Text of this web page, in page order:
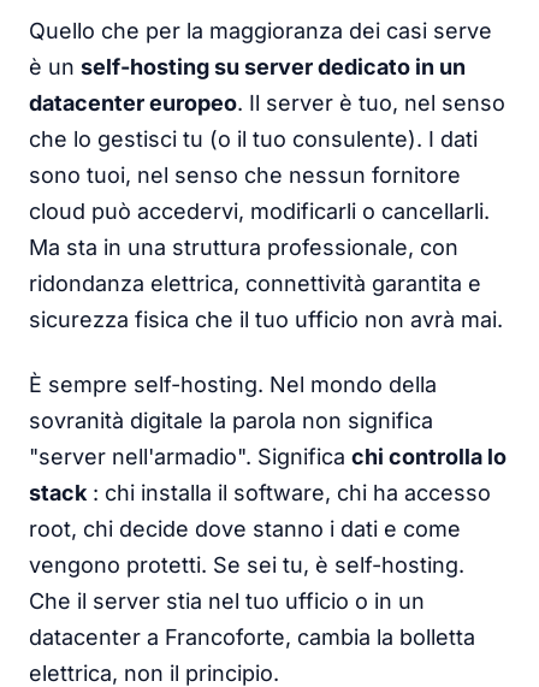
Quello che per la maggioranza dei casi serve
è un self-hosting su server dedicato in un
datacenter europeo. Il server è tuo, nel senso
che lo gestisci tu (o il tuo consulente). I dati
sono tuoi, nel senso che nessun fornitore
cloud può accedervi, modificarli o cancellarli.
Ma sta in una struttura professionale, con
ridondanza elettrica, connettività garantita e
sicurezza fisica che il tuo ufficio non avrà mai.
È sempre self-hosting. Nel mondo della
sovranità digitale la parola non significa
"server nell'armadio". Significa chi controlla lo
stack : chi installa il software, chi ha accesso
root, chi decide dove stanno i dati e come
vengono protetti. Se sei tu, è self-hosting.
Che il server stia nel tuo ufficio o in un
datacenter a Francoforte, cambia la bolletta
elettrica, non il principio.